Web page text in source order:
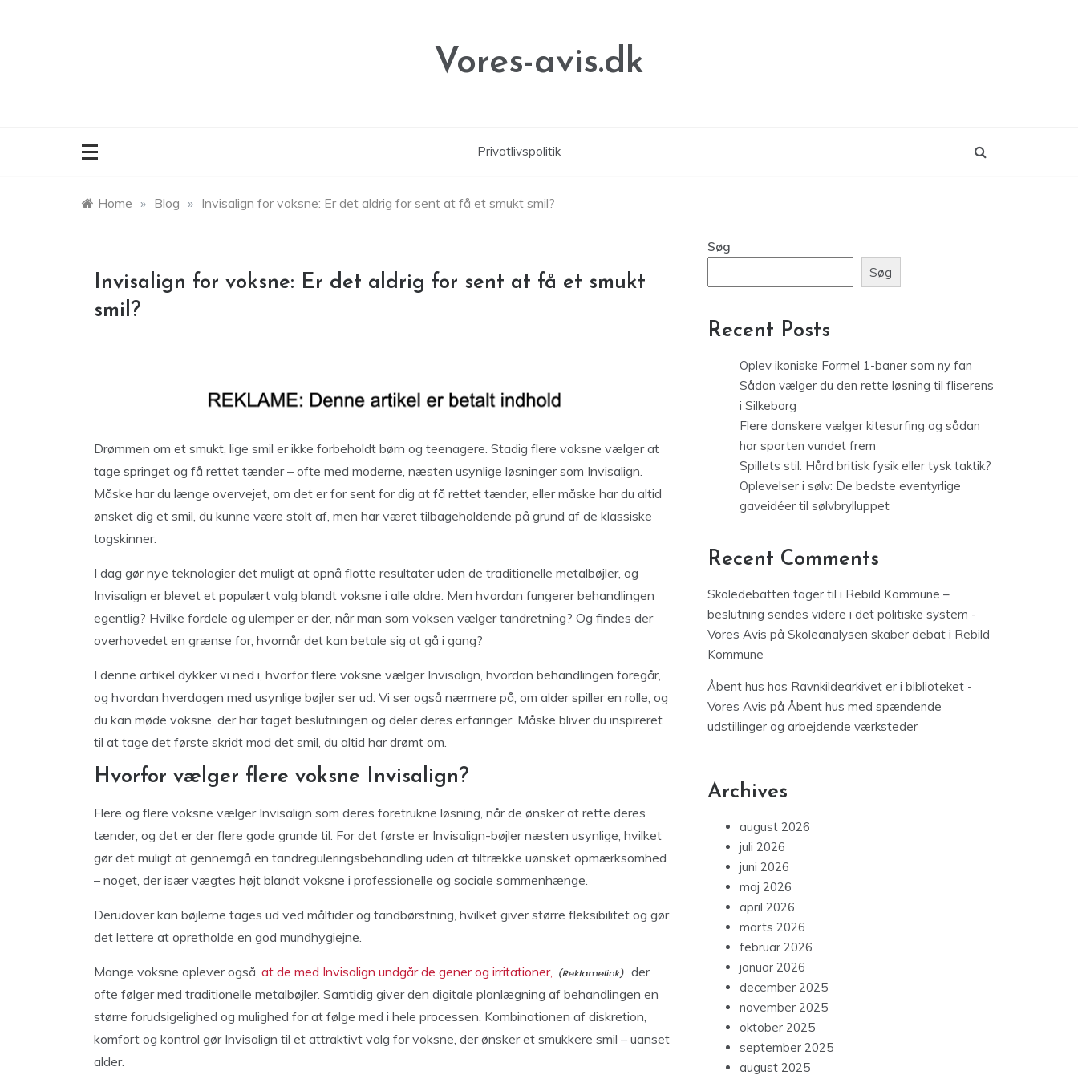
Vores-avis.dk
Privatlivspolitik
Home » Blog » Invisalign for voksne: Er det aldrig for sent at få et smukt smil?
Invisalign for voksne: Er det aldrig for sent at få et smukt
smil?
Drømmen om et smukt, lige smil er ikke forbeholdt børn og teenagere. Stadig flere voksne vælger at
tage springet og få rettet tænder – ofte med moderne, næsten usynlige løsninger som Invisalign.
Måske har du længe overvejet, om det er for sent for dig at få rettet tænder, eller måske har du altid
ønsket dig et smil, du kunne være stolt af, men har været tilbageholdende på grund af de klassiske
togskinner.
I dag gør nye teknologier det muligt at opnå flotte resultater uden de traditionelle metalbøjler, og
Invisalign er blevet et populært valg blandt voksne i alle aldre. Men hvordan fungerer behandlingen
egentlig? Hvilke fordele og ulemper er der, når man som voksen vælger tandretning? Og findes der
overhovedet en grænse for, hvornår det kan betale sig at gå i gang?
I denne artikel dykker vi ned i, hvorfor flere voksne vælger Invisalign, hvordan behandlingen foregår,
og hvordan hverdagen med usynlige bøjler ser ud. Vi ser også nærmere på, om alder spiller en rolle, og
du kan møde voksne, der har taget beslutningen og deler deres erfaringer. Måske bliver du inspireret
til at tage det første skridt mod det smil, du altid har drømt om.
Hvorfor vælger flere voksne Invisalign?
Flere og flere voksne vælger Invisalign som deres foretrukne løsning, når de ønsker at rette deres
tænder, og det er der flere gode grunde til. For det første er Invisalign-bøjler næsten usynlige, hvilket
gør det muligt at gennemgå en tandreguleringsbehandling uden at tiltrække uønsket opmærksomhed
– noget, der især vægtes højt blandt voksne i professionelle og sociale sammenhænge.
Derudover kan bøjlerne tages ud ved måltider og tandbørstning, hvilket giver større fleksibilitet og gør
det lettere at opretholde en god mundhygiejne.
Mange voksne oplever også, at de med Invisalign undgår de gener og irritationer,
der
ofte følger med traditionelle metalbøjler. Samtidig giver den digitale planlægning af behandlingen en
større forudsigelighed og mulighed for at følge med i hele processen. Kombinationen af diskretion,
komfort og kontrol gør Invisalign til et attraktivt valg for voksne, der ønsker et smukkere smil – uanset
alder.
Søg
Søg
Recent Posts
Oplev ikoniske Formel 1-baner som ny fan
Sådan vælger du den rette løsning til fliserens
i Silkeborg
Flere danskere vælger kitesurfing og sådan
har sporten vundet frem
Spillets stil: Hård britisk fysik eller tysk taktik?
Oplevelser i sølv: De bedste eventyrlige
gaveidéer til sølvbrylluppet
Recent Comments
Skoledebatten tager til i Rebild Kommune –
beslutning sendes videre i det politiske system -
Vores Avis på Skoleanalysen skaber debat i Rebild
Kommune
Åbent hus hos Ravnkildearkivet er i biblioteket -
Vores Avis på Åbent hus med spændende
udstillinger og arbejdende værksteder
Archives
august 2026
juli 2026
juni 2026
maj 2026
april 2026
marts 2026
februar 2026
januar 2026
december 2025
november 2025
oktober 2025
september 2025
august 2025